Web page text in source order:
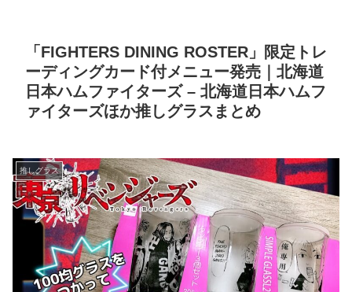
「FIGHTERS DINING ROSTER」限定トレ
ーディングカード付メニュー発売｜北海道
日本ハムファイターズ – 北海道日本ハムフ
ァイターズほか推しグラスまとめ
推しグラス